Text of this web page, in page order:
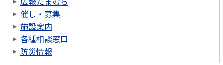
催し・募集
施設案内
各種相談窓口
防災情報